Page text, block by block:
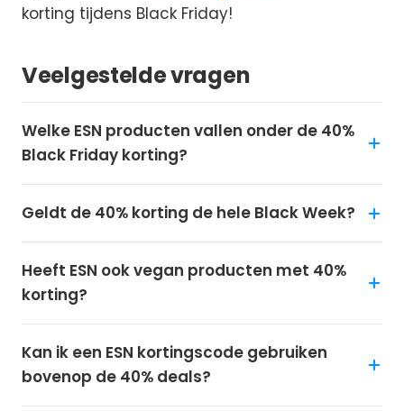
korting tijdens Black Friday!
Veelgestelde vragen
Welke ESN producten vallen onder de 40%
Black Friday korting?
Geldt de 40% korting de hele Black Week?
Heeft ESN ook vegan producten met 40%
korting?
Kan ik een ESN kortingscode gebruiken
bovenop de 40% deals?